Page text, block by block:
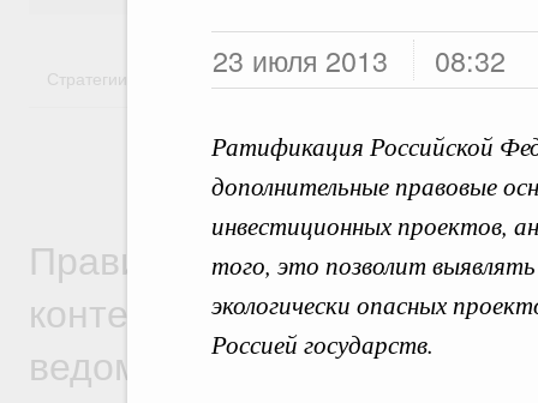
23 июля 2013 08:32
Ратификация Российской
дополнительные правовые
инвестиционных проектов,
того, это позволит
экологически опасных
Россией государств.
Стратегии Государственные программы
Правительственная
контексте работы
ведомств